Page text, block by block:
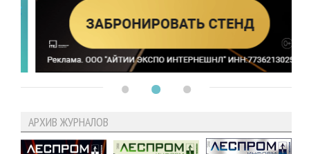
АРХИВ ЖУРНАЛОВ